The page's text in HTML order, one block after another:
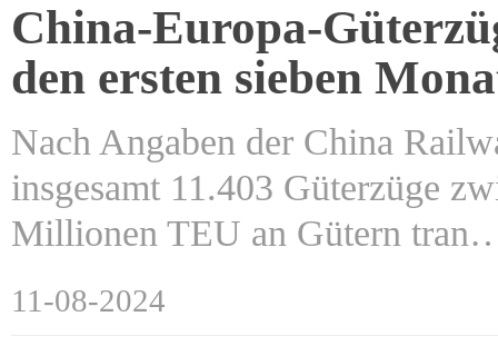
China-Europa-
den ersten sieben
Nach Angaben der China
insgesamt 11.403 Güterzüge
Millionen TEU an Gütern
11-08-2024